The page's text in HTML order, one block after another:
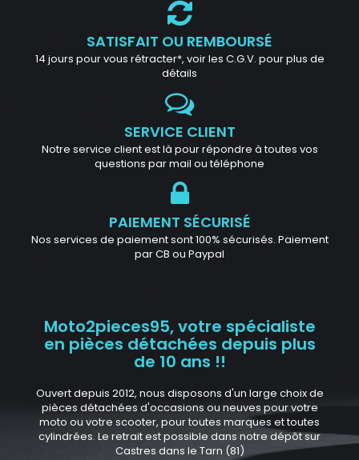
SATISFAIT OU REMBOURSÉ
14 jours pour vous rétracter*, voir les C.G.V. pour plus de
détails
SERVICE CLIENT
Notre service client est là pour répondre à toutes vos
questions par mail ou téléphone
PAIEMENT SÉCURISÉ
Nos services de paiement sont 100% sécurisés. Paiement
par CB ou Paypal
Moto2pieces95, votre spécialiste
en pièces détachées depuis plus
de 10 ans !!
Ouvert depuis 2012, nous disposons d'un large choix de
pièces détachées d'occasions ou neuves pour votre
moto ou votre scooter, pour toutes marques et toutes
cylindrées. Le retrait est possible dans notre dépôt sur
Castres dans le Tarn (81)